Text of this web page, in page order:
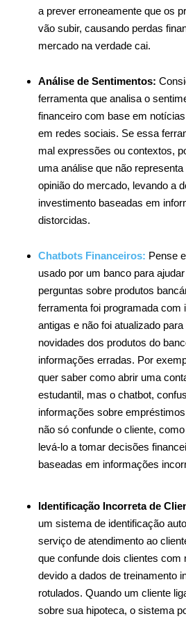
a prever erroneamente que os
vão subir, causando perdas
mercado na verdade cai.
Análise de Sentimentos:
ferramenta que analisa o
financeiro com base em
em redes sociais. Se essa
mal expressões ou contextos,
uma análise que não
opinião do mercado, levando a
investimento baseadas em
distorcidas.
Chatbots Financeiros: Pense
usado por um banco para
perguntas sobre produtos
ferramenta foi programada com
antigas e não foi atualizado para
novidades dos produtos do
informações erradas. Por
quer saber como abrir uma
estudantil, mas o chatbot,
informações sobre
não só confunde o cliente,
levá-lo a tomar decisões
baseadas em informações
Identificação Incorreta de
um sistema de identificação
serviço de atendimento ao
que confunde dois clientes com
devido a dados de treinamento
rotulados. Quando um cliente
sobre sua hipoteca, o sistema